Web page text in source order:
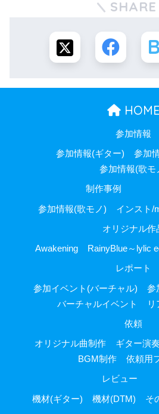
SHARE
HOME
参加情報
参加情報(ギター)
参加
参加情報(歌モ
制作事例
参加情報(歌モノ) インスト/
オリジナル作
Awakening RainyBlue～lylic
レポート
参加イベント(バーチャル)
参
バーチャルイベント
リ
依頼
オリジナル曲制作 ギター演奏
BGM制作
依頼用
レビュー
機材(ギター) 機材(DTM) そ